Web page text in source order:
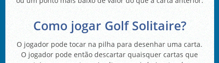
Como jogar Golf Solitaire?
O jogador pode tocar na pilha para desenhar uma carta.
O jogador pode então descartar quaisquer cartas que